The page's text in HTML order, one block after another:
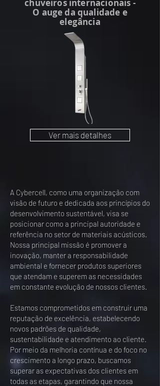
chuveiros internacionais -
O auge da qualidade e
elegância
Ver mais detalhes
A Cybercell, como uma organização com
visão de futuro e dedicada aos princípios do
desenvolvimento sustentável, visa se
posicionar como a principal autoridade e
referência no setor de materiais acústicos.
Nossa principal missão é promover a
inovação, manter a responsabilidade
ambiental e fornecer produtos superiores
que atendam e superem as necessidades
em constante evolução de nossos clientes.
Estamos comprometidos em construir uma
reputação de excelência, estabelecendo
novos padrões de qualidade,
sustentabilidade e atendimento ao cliente.
Por meio da melhoria contínua e do foco no
crescimento a longo prazo, buscamos
superar as expectativas dos clientes em
todas as etapas, garantindo que nossa